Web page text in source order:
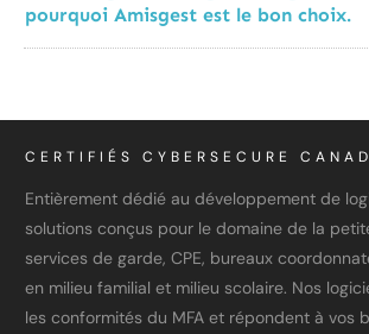
pourquoi Amisgest est le bon choix.
CERTIFIÉS CYBERSECURE
Entièrement dédié au développement de
solutions conçus pour le domaine de la
services de garde, CPE, bureaux
en milieu familial et milieu scolaire. Nos
les conformités du MFA et répondent à vos